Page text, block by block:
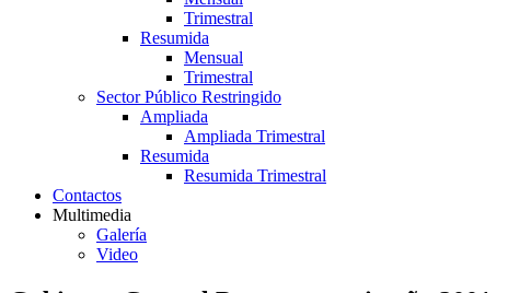
Trimestral
Resumida
Mensual
Trimestral
Sector Público Restringido
Ampliada
Ampliada Trimestral
Resumida
Resumida Trimestral
Contactos
Multimedia
Galería
Video